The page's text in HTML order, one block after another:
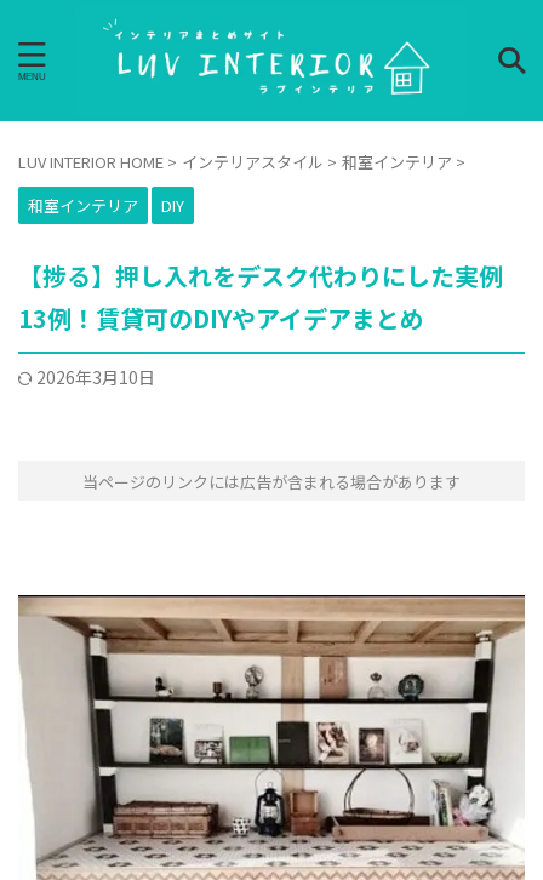
LUV INTERIOR HOME > インテリアスタイル > 和室インテリア >
和室インテリア
DIY
【捗る】押し入れをデスク代わりにした実例
13例！賃貸可のDIYやアイデアまとめ
2026年3月10日
当ページのリンクには広告が含まれる場合があります